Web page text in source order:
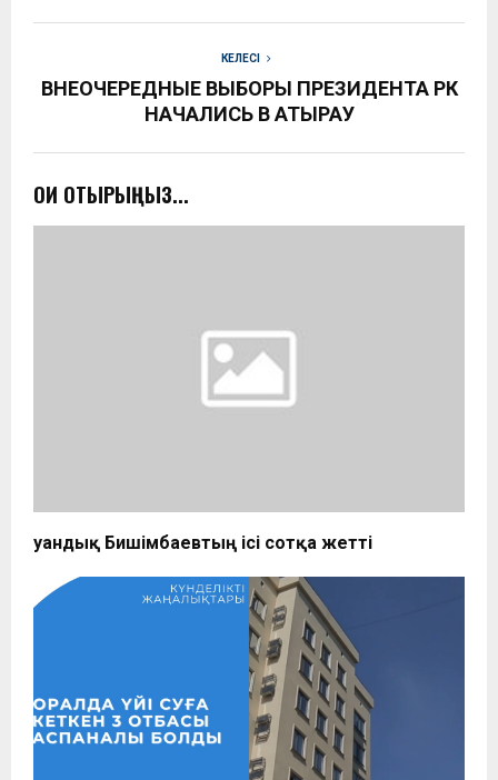
КЕЛЕСІ
ВНЕОЧЕРЕДНЫЕ ВЫБОРЫ ПРЕЗИДЕНТА РК
НАЧАЛИСЬ В АТЫРАУ
ОҚИ ОТЫРЫҢЫЗ...
Қуандық Бишімбаевтың ісі сотқа жетті